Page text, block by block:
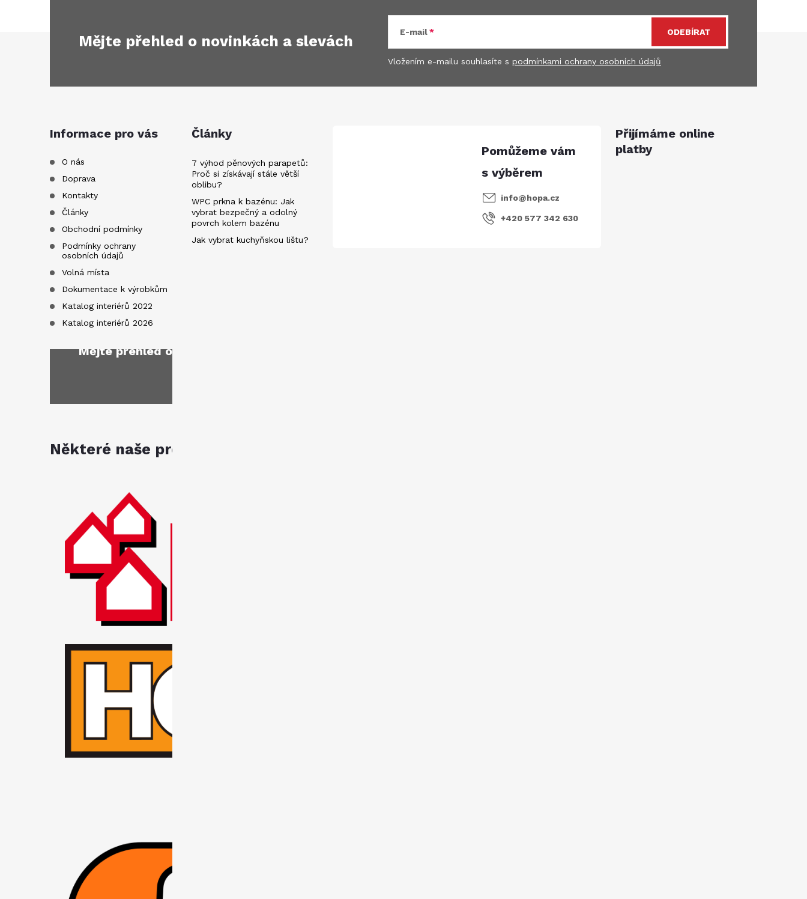
Mějte přehled o novinkách a slevách
E-mail
Vložením e-mailu souhlasíte s podmínkami ochrany osobních údajů
ODEBÍRAT
Informace pro vás
O nás
Doprava
Kontakty
Články
Obchodní podmínky
Podmínky ochrany
osobních údajů
Volná místa
Dokumentace k výrobkům
Katalog interiérů 2022
Katalog interiérů 2026
Články
7 výhod pěnových parapetů:
Proč si získávají stále větší
oblibu?
WPC prkna k bazénu: Jak
vybrat bezpečný a odolný
povrch kolem bazénu
Jak vybrat kuchyňskou lištu?
info@hopa.cz
+420 577 342 630
Přijímáme online
platby
Mějte přehled o novinkách
Některé naše produkty jsou k dostání na těchto prodejnách: